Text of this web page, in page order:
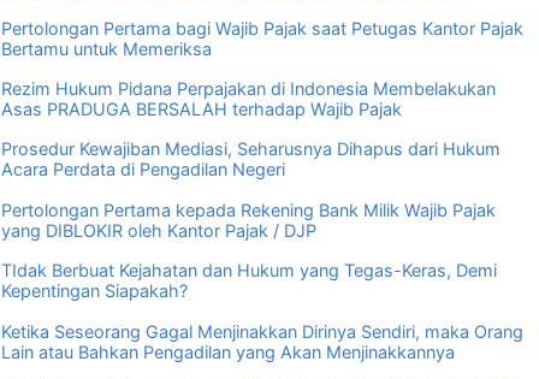
Pertolongan Pertama bagi Wajib Pajak saat Petugas Kantor Pajak
Bertamu untuk Memeriksa
Rezim Hukum Pidana Perpajakan di Indonesia Membelakukan
Asas PRADUGA BERSALAH terhadap Wajib Pajak
Prosedur Kewajiban Mediasi, Seharusnya Dihapus dari Hukum
Acara Perdata di Pengadilan Negeri
Pertolongan Pertama kepada Rekening Bank Milik Wajib Pajak
yang DIBLOKIR oleh Kantor Pajak / DJP
TIdak Berbuat Kejahatan dan Hukum yang Tegas-Keras, Demi
Kepentingan Siapakah?
Ketika Seseorang Gagal Menjinakkan Dirinya Sendiri, maka Orang
Lain atau Bahkan Pengadilan yang Akan Menjinakkannya